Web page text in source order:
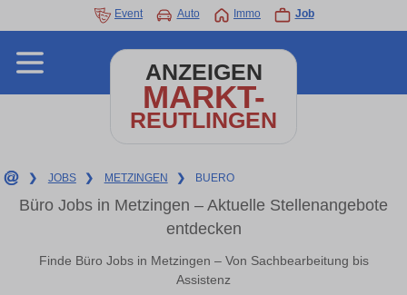
Event Auto Immo Job
ANZEIGEN
MARKT-
REUTLINGEN
❯ JOBS ❯ METZINGEN ❯ BUERO
Büro Jobs in Metzingen – Aktuelle Stellenangebote
entdecken
Finde Büro Jobs in Metzingen – Von Sachbearbeitung bis
Assistenz